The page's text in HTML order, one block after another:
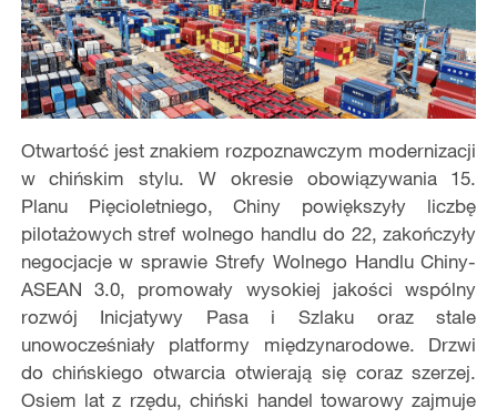
Otwartość jest znakiem rozpoznawczym modernizacji
w chińskim stylu. W okresie obowiązywania 15.
Planu Pięcioletniego, Chiny powiększyły liczbę
pilotażowych stref wolnego handlu do 22, zakończyły
negocjacje w sprawie Strefy Wolnego Handlu Chiny-
ASEAN 3.0, promowały wysokiej jakości wspólny
rozwój Inicjatywy Pasa i Szlaku oraz stale
unowocześniały platformy międzynarodowe. Drzwi
do chińskiego otwarcia otwierają się coraz szerzej.
Osiem lat z rzędu, chiński handel towarowy zajmuje